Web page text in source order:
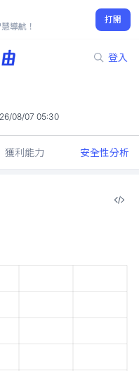
導航！
打開
登入
08/07 05:30
獲利能力 安全性分析